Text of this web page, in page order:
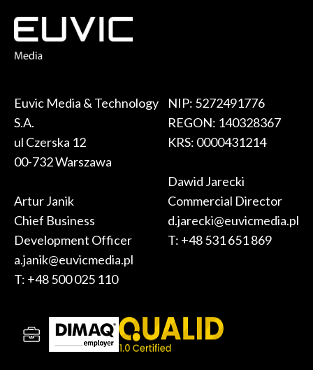
Euvic Media & Technology
S.A.
ul Czerska 12
00-732 Warszawa
Artur Janik
Chief Business
Development Officer
a.janik@euvicmedia.pl
T: +48 500 025 110
NIP: 5272491776
REGON: 140328367
KRS: 0000431214
Dawid Jarecki
Commercial Director
d.jarecki@euvicmedia.pl
T: +48 531 651 869